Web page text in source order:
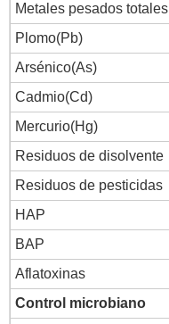
Metales pesados ​​totales
Plomo(Pb)
Arsénico(As)
Cadmio(Cd)
Mercurio(Hg)
Residuos de disolvente
Residuos de pesticidas
HAP
BAP
Aflatoxinas
Control microbiano